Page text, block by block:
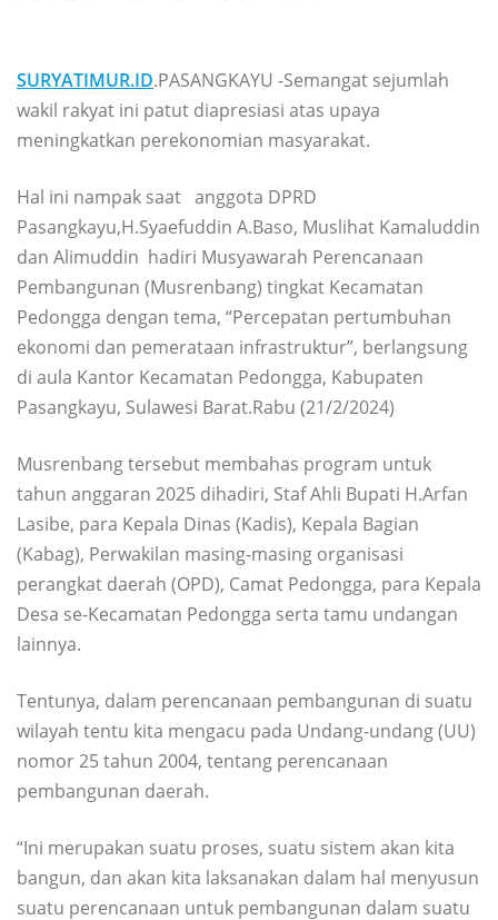
SURYATIMUR.ID.PASANGKAYU -Semangat sejumlah
wakil rakyat ini patut diapresiasi atas upaya
meningkatkan perekonomian masyarakat.
Hal ini nampak saat anggota DPRD
Pasangkayu,H.Syaefuddin A.Baso, Muslihat Kamaluddin
dan Alimuddin hadiri Musyawarah Perencanaan
Pembangunan (Musrenbang) tingkat Kecamatan
Pedongga dengan tema, “Percepatan pertumbuhan
ekonomi dan pemerataan infrastruktur”, berlangsung
di aula Kantor Kecamatan Pedongga, Kabupaten
Pasangkayu, Sulawesi Barat.Rabu (21/2/2024)
Musrenbang tersebut membahas program untuk
tahun anggaran 2025 dihadiri, Staf Ahli Bupati H.Arfan
Lasibe, para Kepala Dinas (Kadis), Kepala Bagian
(Kabag), Perwakilan masing-masing organisasi
perangkat daerah (OPD), Camat Pedongga, para Kepala
Desa se-Kecamatan Pedongga serta tamu undangan
lainnya.
Tentunya, dalam perencanaan pembangunan di suatu
wilayah tentu kita mengacu pada Undang-undang (UU)
nomor 25 tahun 2004, tentang perencanaan
pembangunan daerah.
“Ini merupakan suatu proses, suatu sistem akan kita
bangun, dan akan kita laksanakan dalam hal menyusun
suatu perencanaan untuk pembangunan dalam suatu